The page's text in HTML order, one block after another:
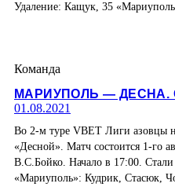
Удаление: Кащук, 35
Команда
МАРИУПОЛЬ — ДЕСНА.
01.08.2021
Во 2-м туре VBET Лиги азовцы
«Десной». Матч состоится 1-го
В.С.Бойко. Начало в 17:00. Стали
«Мариуполь»: Кудрик, Стасюк,